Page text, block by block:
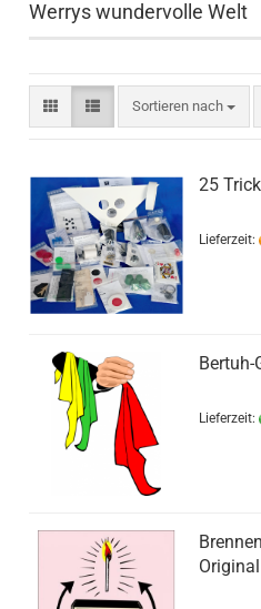
Werrys wundervolle Welt
Sortieren nach
25
Lieferzeit:
Lieferzeit: